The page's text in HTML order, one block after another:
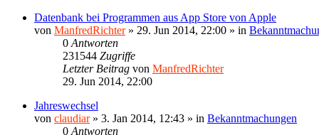
Datenbank bei Programmen aus App Store von Apple
von ManfredRichter» 29. Jun 2014, 22:00 » in
0 Antworten
231544 Zugriffe
Letzter Beitrag von ManfredRichter
29. Jun 2014, 22:00
Jahreswechsel
von claudiar» 3. Jan 2014, 12:43 » in Bekanntmachungen
0 Antworten